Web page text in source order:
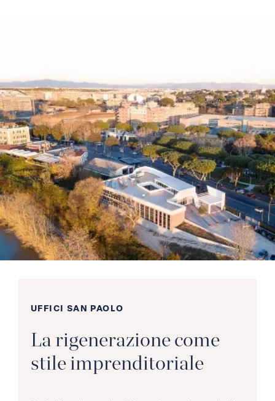
UFFICI SAN PAOLO
La rigenerazione come
stile imprenditoriale